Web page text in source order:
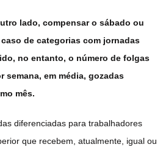
lado, compensar o sábado ou
de categorias com jornadas
no entanto, o número de folgas
semana, em média, gozadas
mês.
diferenciadas para trabalhadores
que recebem, atualmente, igual ou